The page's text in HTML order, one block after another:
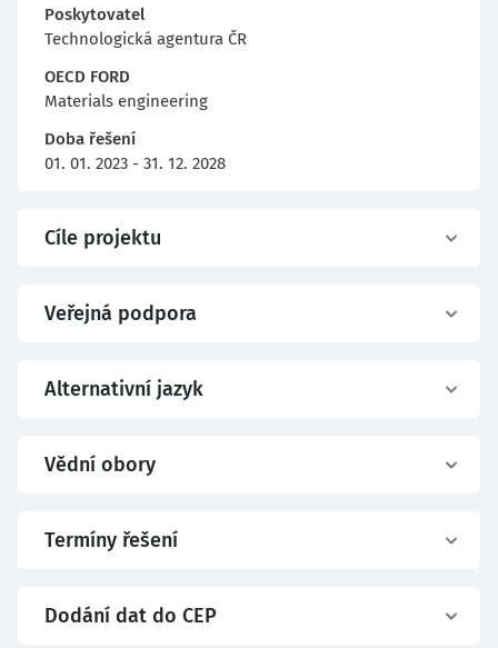
Poskytovatel
Technologická agentura ČR
OECD FORD
Materials engineering
Doba řešení
01. 01. 2023 - 31. 12. 2028
Cíle projektu
Veřejná podpora
Alternativní jazyk
Vědní obory
Termíny řešení
Dodání dat do CEP